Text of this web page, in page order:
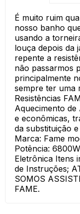
É muito ruim
nosso banho
usando a
louça depois da
repente a
não passarmos
principalmente
sempre ter uma
Resistências
Aquecimento de
e econômicas,
da substituição
Marca: Fame
Potência:
Eletrônica Itens
de Instruções;
SOMOS
FAME.